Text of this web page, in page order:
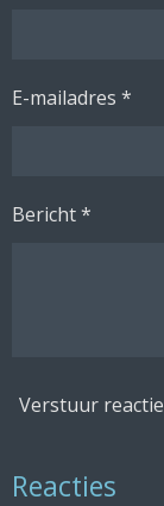
E-mailadres *
Bericht *
Verstuur reactie
Reacties